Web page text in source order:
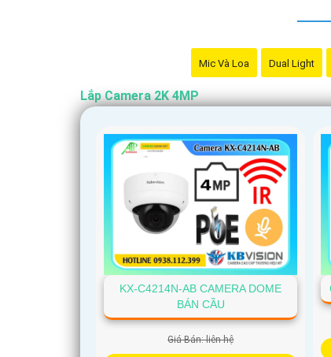
Mic Và Loa Dual Light
Lắp Camera 2K 4MP
KX-C4214N-AB CAMERA DOME
BÁN CẦU
Giá Bán: liên hệ